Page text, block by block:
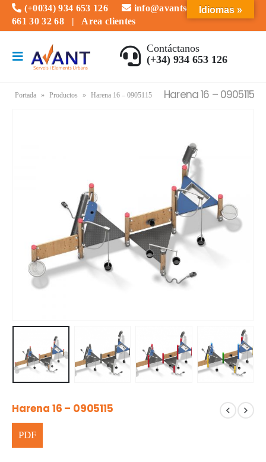
(+0034) 934 653 126
info@avantserveis.com
661 30 32 68 | Area clientes
Contáctanos
(+34) 934 653 126
Harena 16 – 0905115
Portada » Productos » Harena 16 – 0905115
Harena 16 – 0905115
Idiomas »